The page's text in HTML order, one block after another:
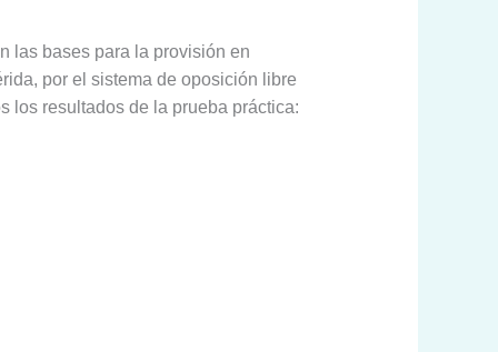
las bases para la provisión en
por el sistema de oposición libre
los resultados de la prueba práctica: